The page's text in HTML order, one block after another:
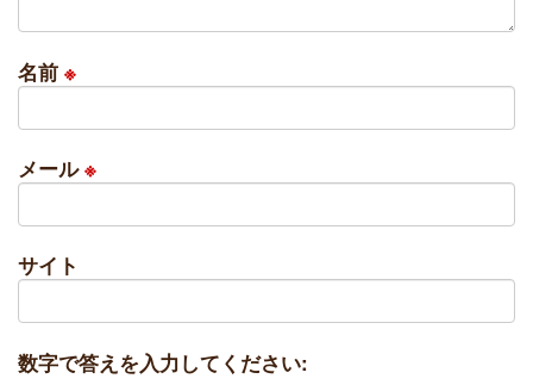
名前 ※
メール※
サイト
数字で答えを入力してください: